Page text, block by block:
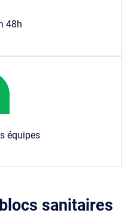
48h
équipes
sanitaires